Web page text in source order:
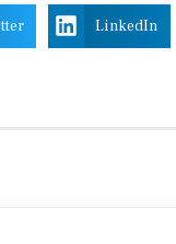
LinkedIn